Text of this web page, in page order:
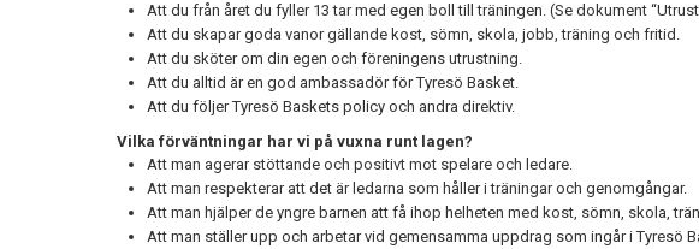
Att du från året du fyller 13 tar med egen boll till träningen. (Se dokument
Att du skapar goda vanor gällande kost, sömn, skola, jobb, träning och fritid.
Att du sköter om din egen och föreningens utrustning.
Att du alltid är en god ambassadör för Tyresö Basket.
Att du följer Tyresö Baskets policy och andra direktiv.
Vilka förväntningar har vi på vuxna runt lagen?
Att man agerar stöttande och positivt mot spelare och ledare.
Att man respekterar att det är ledarna som håller i träningar och genomgångar.
Att man hjälper de yngre barnen att få ihop helheten med kost, sömn, skola,
Att man ställer upp och arbetar vid gemensamma uppdrag som ingår i Tyresö